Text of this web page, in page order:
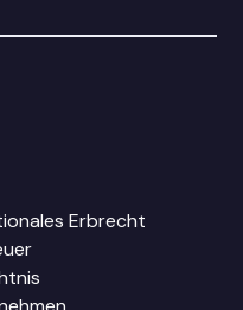
Erbrecht